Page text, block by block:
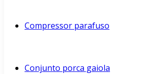
Compressor parafuso
Conjunto porca gaiola